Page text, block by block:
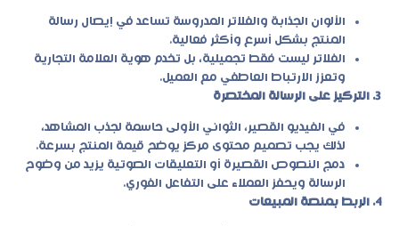
الألوان الجذابة والفلاتر المدروسة تساعد في إيصال رسالة
المنتج بشكل أسرع وأكثر فعالية.
الفلاتر ليست فقط تجميلية، بل تخدم هوية العلامة التجارية
وتعزز الارتباط العاطفي مع العميل.
3. التركيز على الرسالة المختصرة
في الفيديو القصير، الثواني الأولى حاسمة لجذب المشاهد،
لذلك يجب تصميم محتوى مركز يوضح قيمة المنتج بسرعة.
دمج النصوص القصيرة أو التعليقات الصوتية يزيد من وضوح
الرسالة ويحفز العملاء على التفاعل الفوري.
4. الربط بمنصة المبيعات